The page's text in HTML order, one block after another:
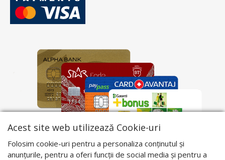
Acest site web utilizează Cookie-uri
Folosim cookie-uri pentru a personaliza conținutul și
anunțurile, pentru a oferi funcții de social media și pentru a